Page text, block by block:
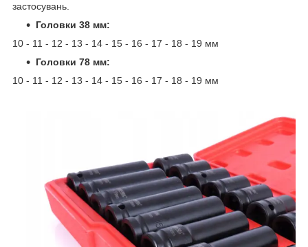
застосувань.
Головки 38 мм:
10 - 11 - 12 - 13 - 14 - 15 - 16 - 17 - 18 - 19 мм
Головки 78 мм:
10 - 11 - 12 - 13 - 14 - 15 - 16 - 17 - 18 - 19 мм